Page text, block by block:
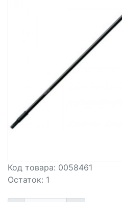
Код товара: 0058461
Остаток: 1